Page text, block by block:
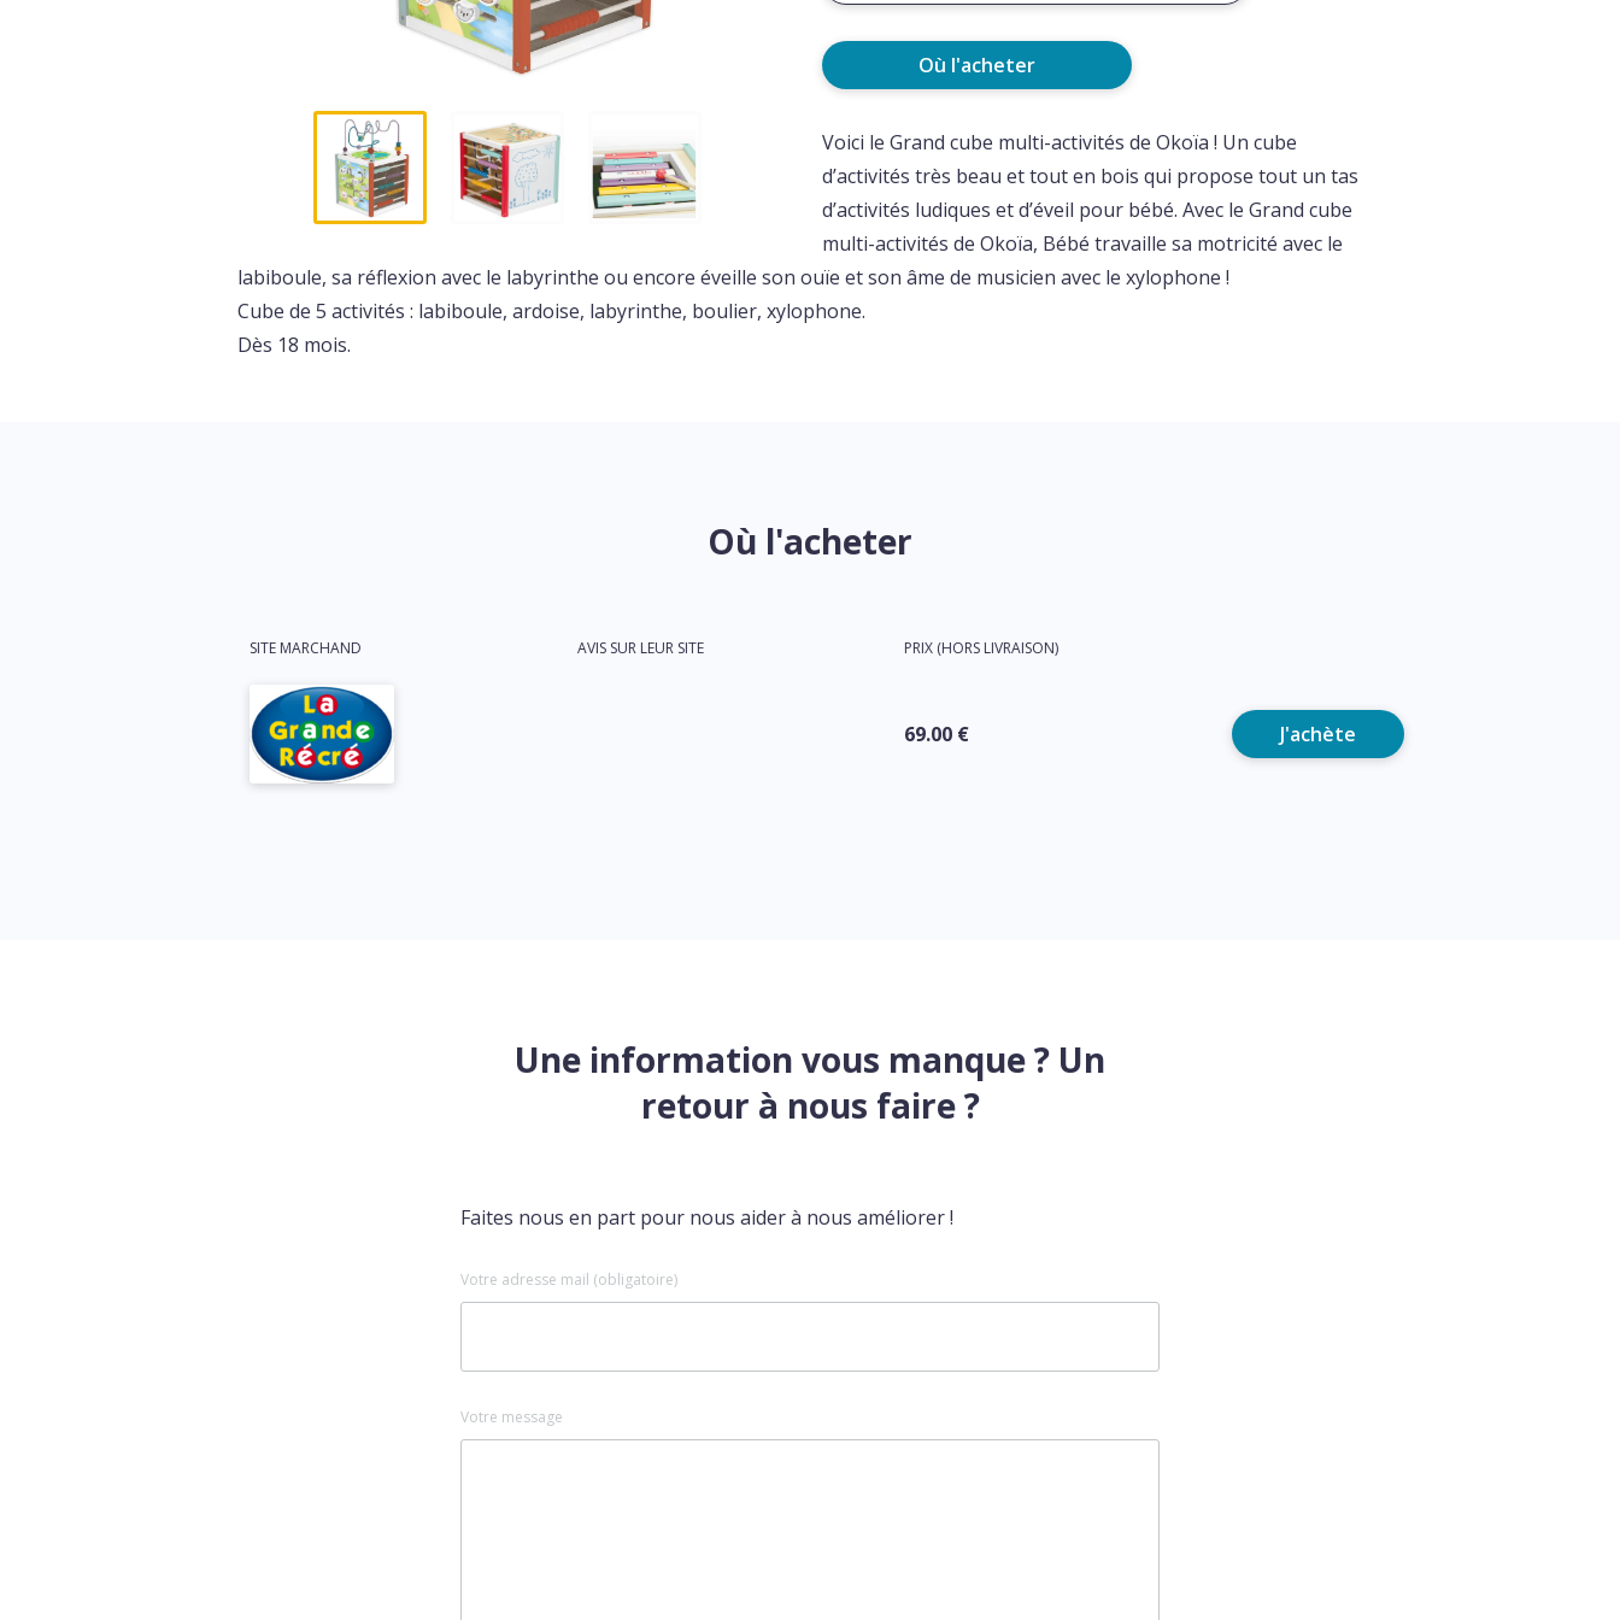
Où l'acheter
Voici le Grand cube multi-activités de Okoïa ! Un cube
d’activités très beau et tout en bois qui propose tout un tas
d’activités ludiques et d’éveil pour bébé. Avec le Grand cube
multi-activités de Okoïa, Bébé travaille sa motricité avec le
labiboule, sa réflexion avec le labyrinthe ou encore éveille son ouïe et son âme de musicien avec le xylophone !
Cube de 5 activités : labiboule, ardoise, labyrinthe, boulier, xylophone.
Dès 18 mois.
Où l'acheter
SITE MARCHAND AVIS SUR LEUR SITE PRIX (HORS LIVRAISON)
69.00 € J'achète
Une information vous manque ? Un
retour à nous faire ?
Faites nous en part pour nous aider à nous améliorer !
Votre adresse mail (obligatoire)
Votre message